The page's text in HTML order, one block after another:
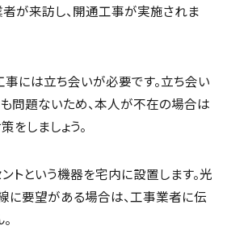
が来訪し、開通工事が実施されま
事には立ち会いが必要です。立ち会い
問題ないため、本人が不在の場合は
しましょう。
トという機器を宅内に設置します。光
に要望がある場合は、工事業者に伝